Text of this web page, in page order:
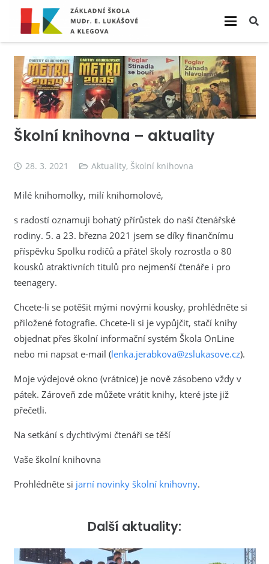
Školní knihovna – aktuality
28. 3. 2021 Aktuality, Školní knihovna
Milé knihomolky, milí knihomolové,
s radostí oznamuji bohatý přírůstek do naší čtenářské
rodiny. 5. a 23. března 2021 jsem se díky finančnímu
příspěvku Spolku rodičů a přátel školy rozrostla o 80
kousků atraktivních titulů pro nejmenší čtenáře i pro
teenagery.
Chcete-li se potěšit mými novými kousky, prohlédněte si
přiložené fotografie. Chcete-li si je vypůjčit, stačí knihy
objednat přes školní informační systém Škola OnLine
nebo mi napsat e-mail (lenka.jerabkova@zslukasove.cz).
Moje výdejové okno (vrátnice) je nově zásobeno vždy v
pátek. Zároveň zde můžete vrátit knihy, které jste již
přečetli.
Na setkání s dychtivými čtenáři se těší
Vaše školní knihovna
Prohlédněte si jarní novinky školní knihovny.
Další aktuality: